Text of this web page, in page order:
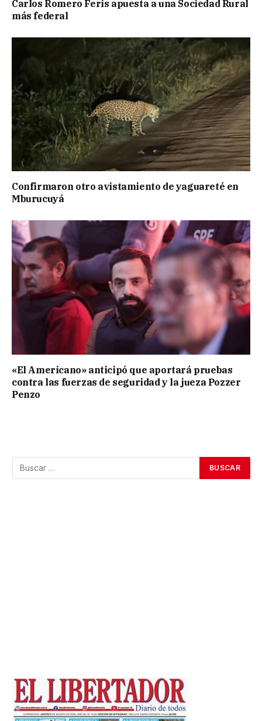
Carlos Romero Feris apuesta a una Sociedad Rural
más federal
Confirmaron otro avistamiento de yaguareté en
Mburucuyá
«El Americano» anticipó que aportará pruebas
contra las fuerzas de seguridad y la jueza Pozzer
Penzo